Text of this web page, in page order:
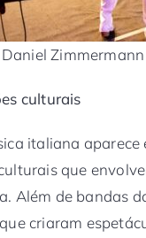
Zimmermann
culturais
italiana
que
Além de bandas
criaram